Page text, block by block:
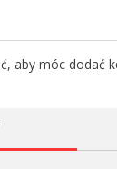
, aby móc dodać